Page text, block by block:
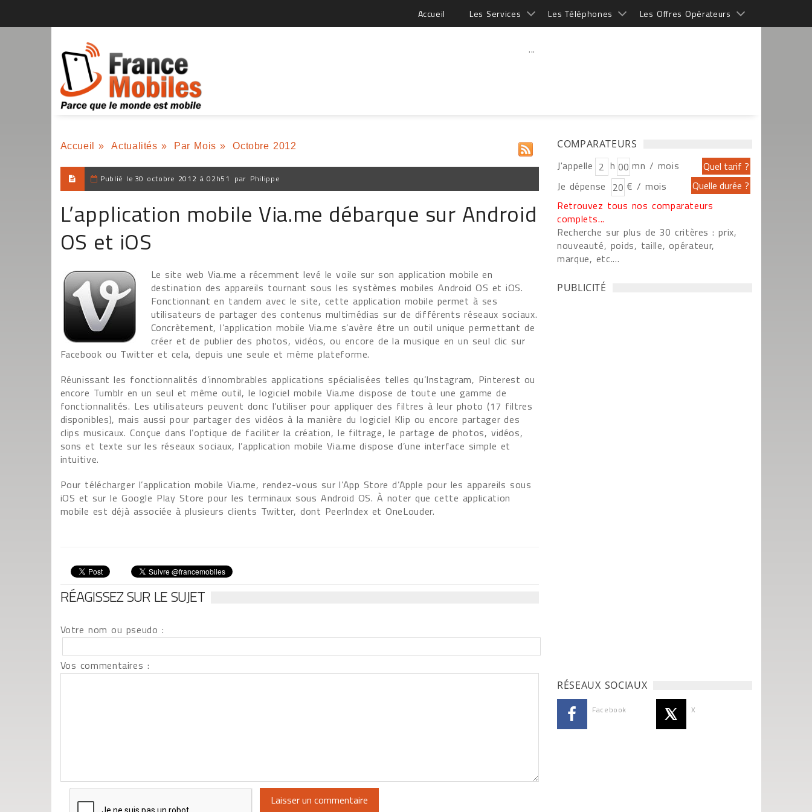
Accueil Les Services Les Téléphones Les Offres Opérateurs
...
Accueil » Actualités » Par Mois » Octobre 2012
Publié le 30 octobre 2012 à 02h51 par Philippe
L’application mobile Via.me débarque sur Android
OS et iOS
Le site web Via.me a récemment levé le voile sur son application mobile en
destination des appareils tournant sous les systèmes mobiles Android OS et iOS.
Fonctionnant en tandem avec le site, cette application mobile permet à ses
utilisateurs de partager des contenus multimédias sur de différents réseaux sociaux.
Concrètement, l’application mobile Via.me s’avère être un outil unique permettant de
créer et de publier des photos, vidéos, ou encore de la musique en un seul clic sur
Facebook ou Twitter et cela, depuis une seule et même plateforme.
Réunissant les fonctionnalités d’innombrables applications spécialisées telles qu’Instagram, Pinterest ou
encore Tumblr en un seul et même outil, le logiciel mobile Via.me dispose de toute une gamme de
fonctionnalités. Les utilisateurs peuvent donc l’utiliser pour appliquer des filtres à leur photo (17 filtres
disponibles), mais aussi pour partager des vidéos à la manière du logiciel Klip ou encore partager des
clips musicaux. Conçue dans l’optique de faciliter la création, le filtrage, le partage de photos, vidéos,
sons et texte sur les réseaux sociaux, l’application mobile Via.me dispose d’une interface simple et
intuitive.
Pour télécharger l’application mobile Via.me, rendez-vous sur l’App Store d’Apple pour les appareils sous
iOS et sur le Google Play Store pour les terminaux sous Android OS. À noter que cette application
mobile est déjà associée à plusieurs clients Twitter, dont PeerIndex et OneLouder.
RÉAGISSEZ SUR LE SUJET
Votre nom ou pseudo :
Vos commentaires :
COMPARATEURS
J'appelle h
mn / mois
Je dépense
€ / mois
Retrouvez tous nos comparateurs
complets...
Recherche sur plus de 30 critères : prix,
nouveauté, poids, taille, opérateur,
marque, etc....
PUBLICITÉ
RÉSEAUX SOCIAUX
Facebook X